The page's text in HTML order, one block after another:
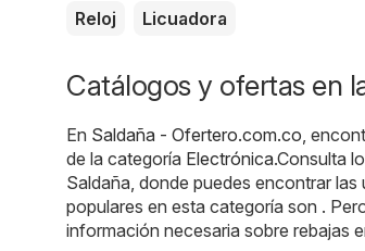
Reloj Licuadora
Catálogos y ofertas en
En Saldaña - Ofertero.com.co,
de la categoría Electrónica.Consulta
Saldaña, donde puedes encontrar
populares en esta categoría son .
información necesaria sobre rebajas